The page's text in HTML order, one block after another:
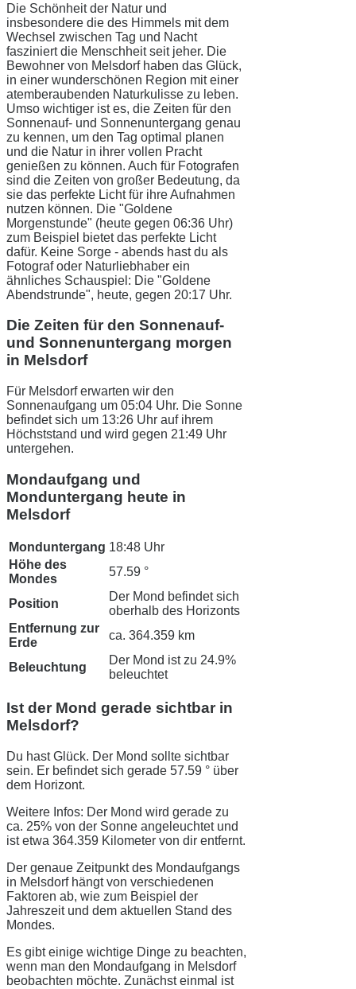
Die Schönheit der Natur und
insbesondere die des Himmels mit dem
Wechsel zwischen Tag und Nacht
fasziniert die Menschheit seit jeher. Die
Bewohner von Melsdorf haben das Glück,
in einer wunderschönen Region mit einer
atemberaubenden Naturkulisse zu leben.
Umso wichtiger ist es, die Zeiten für den
Sonnenauf- und Sonnenuntergang genau
zu kennen, um den Tag optimal planen
und die Natur in ihrer vollen Pracht
genießen zu können. Auch für Fotografen
sind die Zeiten von großer Bedeutung, da
sie das perfekte Licht für ihre Aufnahmen
nutzen können. Die "Goldene
Morgenstunde" (heute gegen 06:36 Uhr)
zum Beispiel bietet das perfekte Licht
dafür. Keine Sorge - abends hast du als
Fotograf oder Naturliebhaber ein
ähnliches Schauspiel: Die "Goldene
Abendstrunde", heute, gegen 20:17 Uhr.
Die Zeiten für den Sonnenauf-
und Sonnenuntergang morgen
in Melsdorf
Für Melsdorf erwarten wir den
Sonnenaufgang um 05:04 Uhr. Die Sonne
befindet sich um 13:26 Uhr auf ihrem
Höchststand und wird gegen 21:49 Uhr
untergehen.
Mondaufgang und
Monduntergang heute in
Melsdorf
Monduntergang 18:48 Uhr
Höhe des
Mondes
57.59 °
Position
Der Mond befindet sich
oberhalb des Horizonts
Entfernung zur
Erde
ca. 364.359 km
Beleuchtung
Der Mond ist zu 24.9%
beleuchtet
Ist der Mond gerade sichtbar in
Melsdorf?
Du hast Glück. Der Mond sollte sichtbar
sein. Er befindet sich gerade 57.59 ° über
dem Horizont.
Weitere Infos: Der Mond wird gerade zu
ca. 25% von der Sonne angeleuchtet und
ist etwa 364.359 Kilometer von dir entfernt.
Der genaue Zeitpunkt des Mondaufgangs
in Melsdorf hängt von verschiedenen
Faktoren ab, wie zum Beispiel der
Jahreszeit und dem aktuellen Stand des
Mondes.
Es gibt einige wichtige Dinge zu beachten,
wenn man den Mondaufgang in Melsdorf
beobachten möchte. Zunächst einmal ist